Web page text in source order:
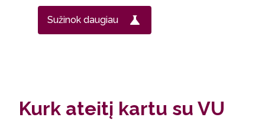
Sužinok daugiau
Kurk ateitį kartu su VU